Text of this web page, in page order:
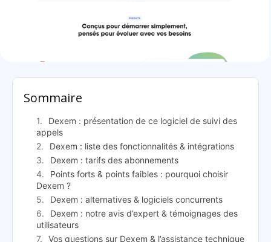
Sommaire
Dexem : présentation de ce logiciel de suivi des
appels
Dexem : liste des fonctionnalités & intégrations
Dexem : tarifs des abonnements
Points forts & points faibles : pourquoi choisir
Dexem ?
Dexem : alternatives & logiciels concurrents
Dexem : notre avis d’expert & témoignages des
utilisateurs
Vos questions sur Dexem & l’assistance technique